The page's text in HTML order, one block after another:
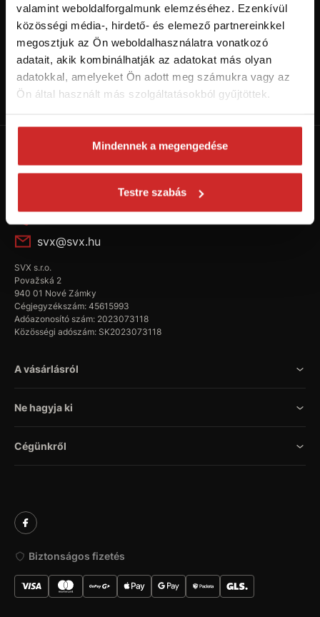
valamint weboldalforgalmunk elemzéséhez. Ezenkívül
közösségi média-, hirdető- és elemező partnereinkkel
megosztjuk az Ön weboldalhasználatra vonatkozó
adatait, akik kombinálhatják az adatokat más olyan
adatokkal, amelyeket Ön adott meg számukra vagy az
Ön által használt más szolgáltatásokból gyűjtöttek.
Mindennek a megengedése
Testre szabás
Kövess minket a Youtube-on!
Váltás SVX csatornára
svx@svx.hu
SVX s.r.o.
Považská 2
940 01 Nové Zámky
Cégjegyzékszám: 45615993
Adóazonosító szám: 2023073118
Közösségi adószám: SK2023073118
A vásárlásról
Ne hagyja ki
Cégünkről
Biztonságos fizetés